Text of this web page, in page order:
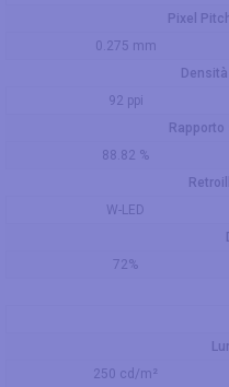
Pixel
0.275 mm
92 ppi
88.82 %
W-LED
72%
250 cd/m²